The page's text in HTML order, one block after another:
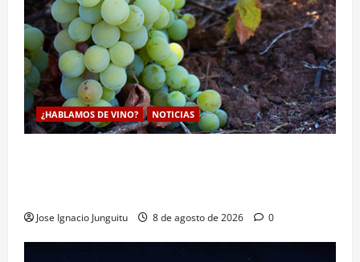
¿HABLAMOS DE VINO? NOTICIAS
Jose Ignacio Junguitu 8 de agosto de 2026 0